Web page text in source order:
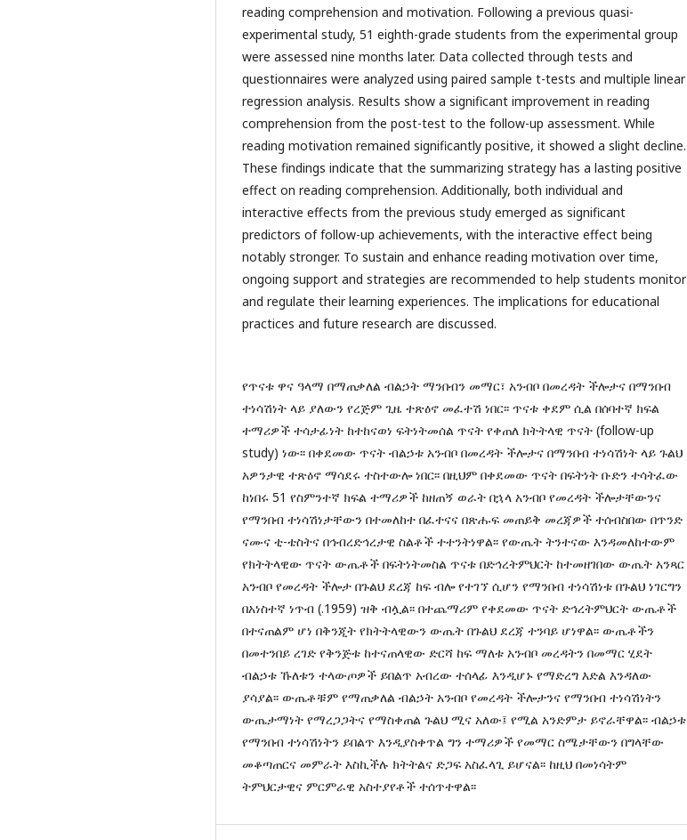
reading comprehension and motivation. Following a previous quasi-
experimental study, 51 eighth-grade students from the experimental group
were assessed nine months later. Data collected through tests and
questionnaires were analyzed using paired sample t-tests and multiple linear
regression analysis. Results show a significant improvement in reading
comprehension from the post-test to the follow-up assessment. While
reading motivation remained significantly positive, it showed a slight decline.
These findings indicate that the summarizing strategy has a lasting positive
effect on reading comprehension. Additionally, both individual and
interactive effects from the previous study emerged as significant
predictors of follow-up achievements, with the interactive effect being
notably stronger. To sustain and enhance reading motivation over time,
ongoing support and strategies are recommended to help students monitor
and regulate their learning experiences. The implications for educational
practices and future research are discussed.
የጥናቱ ዋና ዓላማ በማጠቃለል ብልኃት ማንበብን መማር፣ አንብቦ በመረዳት ችሎታና በማንበብ
ተነሳሽነት ላይ ያለውን የረጅም ጊዜ ተጽዕኖ መፈተሽ ነበር፡፡ ጥናቱ ቀደም ሲል በሰባተኛ ክፍል
ተማሪዎች ተሳታፊነት ከተከናወነ ፍትነትመሰል ጥናት የቀጠለ ክትትላዊ ጥናት (follow-up
study) ነው፡፡ በቀደመው ጥናት ብልኃቱ አንብቦ በመረዳት ችሎታና በማንበብ ተነሳሽነት ላይ ጉልህ
አዎንታዊ ተጽዕኖ ማሳደሩ ተስተውሎ ነበር፡፡ በዚህም በቀደመው ጥናት በፍትነት ቡድን ተሳትፈው
ከነበሩ 51 የስምንተኛ ክፍል ተማሪዎች ከዘጠኝ ወራት በኋላ አንብቦ የመረዳት ችሎታቸውንና
የማንበብ ተነሳሽነታቸውን በተመለከተ በፈተናና በጽሑፍ መጠይቅ መረጃዎች ተሰብስበው በጥንድ
ናሙና ቲ-ቴስትና በኅብረድኅረታዊ ስልቶች ተተንትነዋል፡፡ የውጤት ትንተናው እንዳመለከተውም
የክትትላዊው ጥናት ውጤቶች በፍትነትመስል ጥናቱ በድኅረትምህርት ከተመዘገበው ውጤት አንጻር
አንብቦ የመረዳት ችሎታ በጉልህ ደረጃ ከፍ ብሎ የተገኘ ሲሆን የማንበብ ተነሳሽነቱ በጉልህ ነገርግን
በአነስተኛ ነጥብ (.1959) ዝቅ ብሏል፡፡ በተጨማሪም የቀደመው ጥናት ድኅረትምህርት ውጤቶች
በተናጠልም ሆነ በቅንጂት የክትትላዊውን ውጤት በጉልህ ደረጃ ተንባይ ሆነዋል፡፡ ውጤቶችን
በመተንበይ ረገድ የቅንጅቱ ከተናጠላዊው ድርሻ ከፍ ማለቱ አንብቦ መረዳትን በመማር ሂደት
ብልኃቱ ኹለቱን ተላውጦዎች ይበልጥ አብረው ተሰላፊ እንዲሆኑ የማድረግ እድል እንዳለው
ያሳያል፡፡ ውጤቶቹም የማጠቃለል ብልኃት አንብቦ የመረዳት ችሎታንና የማንበብ ተነሳሽነትን
ውጤታማነት የማረጋጋትና የማስቀጠል ጉልህ ሚና አለው፤ የሚል አንድምታ ይኖራቸዋል፡፡ ብልኃቱ
የማንበብ ተነሳሽነትን ይበልጥ እንዲያስቀጥል ግን ተማሪዎች የመማር ስሜታቸውን በግላቸው
መቆጣጠርና መምራት እስኪችሉ ክትትልና ድጋፍ አስፈላጊ ይሆናል፡፡ ከዚህ በመነሳትም
ትምህርታዊና ምርምራዊ አስተያየቶች ተሰጥተዋል፡፡